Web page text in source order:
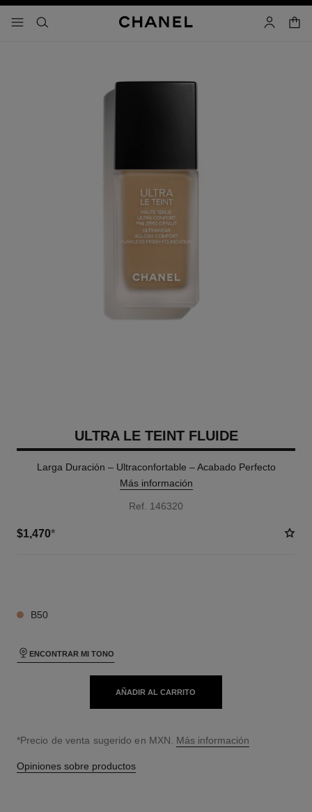
- navegación principal
buscar cuenta
carrito
ULTRA LE TEINT FLUIDE
Larga Duración – Ultraconfortable – Acabado Perfecto
Más información
Ref. 146320
$1,470*
B50
ENCONTRAR MI TONO
AÑADIR AL CARRITO
↩
*Precio de venta sugerido en MXN. Más información
Opiniones sobre productos